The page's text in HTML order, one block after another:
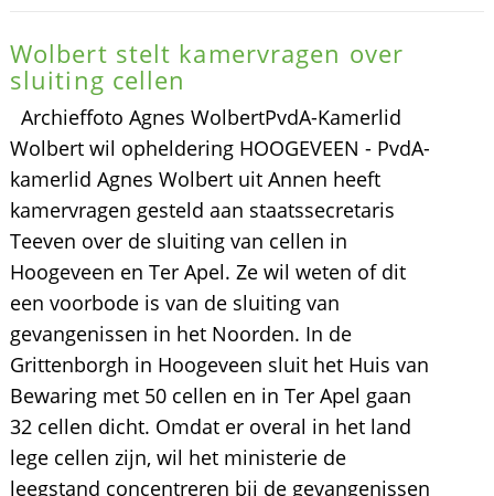
Wolbert stelt kamervragen over
sluiting cellen
Archieffoto Agnes WolbertPvdA-Kamerlid
Wolbert wil opheldering HOOGEVEEN - PvdA-
kamerlid Agnes Wolbert uit Annen heeft
kamervragen gesteld aan staatssecretaris
Teeven over de sluiting van cellen in
Hoogeveen en Ter Apel. Ze wil weten of dit
een voorbode is van de sluiting van
gevangenissen in het Noorden. In de
Grittenborgh in Hoogeveen sluit het Huis van
Bewaring met 50 cellen en in Ter Apel gaan
32 cellen dicht. Omdat er overal in het land
lege cellen zijn, wil het ministerie de
leegstand concentreren bij de gevangenissen